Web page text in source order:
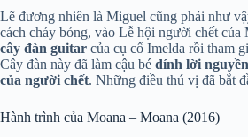
Lẽ đương nhiên là Miguel cũng phải như
cách cháy bỏng, vào Lễ hội người chết của
cây đàn guitar của cụ cố Imelda rồi tham
Cây đàn này đã làm cậu bé dính lời nguyền
của người chết. Những điều thú vị đã bắt
Hành trình của Moana – Moana (2016)